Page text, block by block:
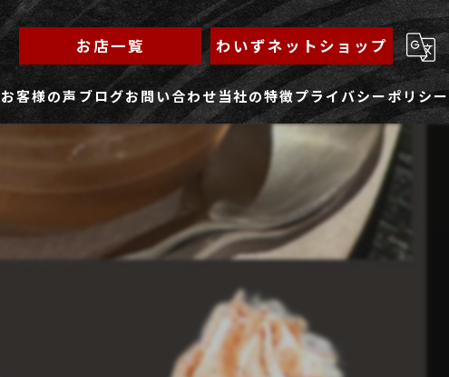
お店一覧 わいずネットショップ
お客様の声 ブログお問い合わせ当社の特徴
ランチ
焼きそば
鉄板焼き
家族
プライバシーポリシー